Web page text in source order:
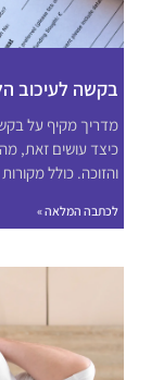
בקשה לעיכוב
מדריך מקיף על
כיצד עושים זאת,
והזוכה. כולל
לכתבה המלאה »